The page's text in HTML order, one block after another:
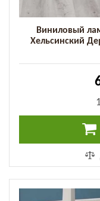
Виниловый
Хельсинский